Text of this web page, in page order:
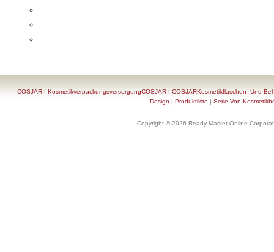
COSJAR |KosmetikverpackungsversorgungCOSJAR |COSJARKosmetikflaschen- Und
Design | Produktliste | Serie Von
Copyright © 2026 Ready-Market Online